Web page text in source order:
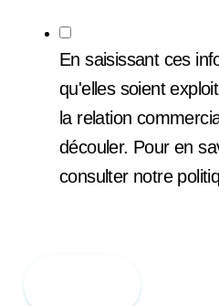
En saisissant ces
qu'elles soient
la relation
découler. Pour en
consulter notre